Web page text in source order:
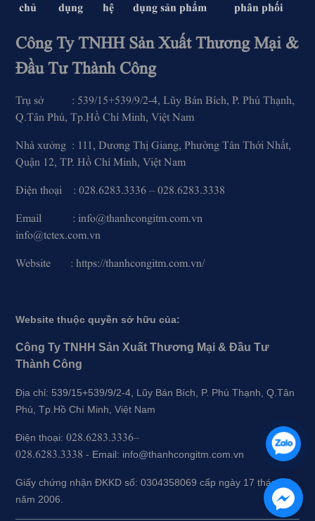
chủ
dụng
hệ
dụng sản phẩm
phân phối
Công Ty TNHH Sản Xuất Thương Mại &
Đầu Tư Thành Công
Trụ sở : 539/15+539/9/2-4, Lũy Bán Bích, P. Phú Thạnh,
Q.Tân Phú, Tp.Hồ Chí Minh, Việt Nam
Nhà xưởng : 111, Dương Thị Giang, Phường Tân Thới Nhất,
Quận 12, TP. Hồ Chí Minh, Việt Nam
Điện thoại : 028.6283.3336 – 028.6283.3338
Email : info@thanhcongitm.com.vn
info@tctex.com.vn
Website : https://thanhcongitm.com.vn/
Website thuộc quyền sở hữu của:
Công Ty TNHH Sản Xuất Thương Mại & Đầu Tư
Thành Công
Địa chỉ: 539/15+539/9/2-4, Lũy Bán Bích, P. Phú Thạnh, Q.Tân
Phú, Tp.Hồ Chí Minh, Việt Nam
Điện thoại:028.6283.3336–
028.6283.3338 - Email: info@thanhcongitm.com.vn
Giấy chứng nhận ĐKKD số: 0304358069 cấp ngày 17 tháng 5
năm 2006.